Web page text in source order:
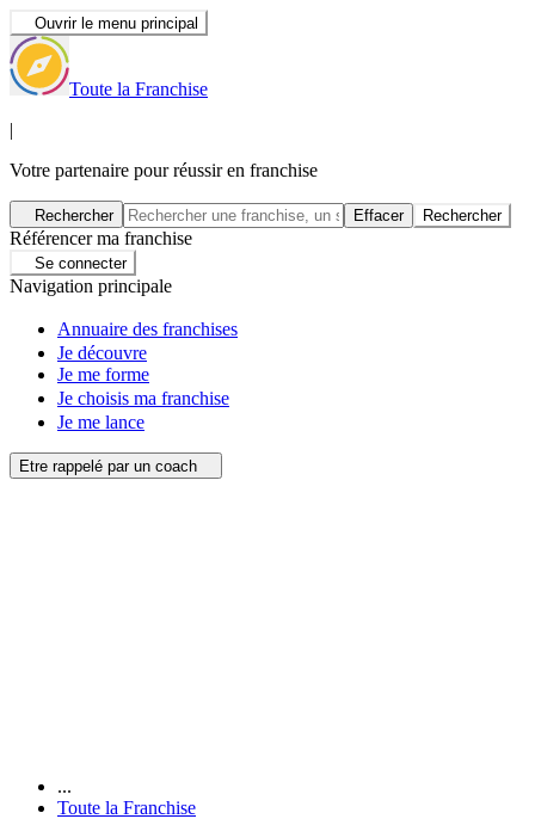
Ouvrir le menu principal
Toute la Franchise
|
Votre partenaire pour réussir en franchise
Rechercher Effacer Rechercher
Référencer ma franchise
Se connecter
Navigation principale
Annuaire des franchises
Je découvre
Je me forme
Je choisis ma franchise
Je me lance
Etre rappelé par un coach
...
Toute la Franchise